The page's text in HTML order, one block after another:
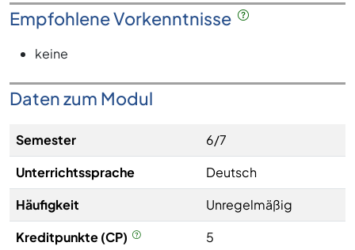
Empfohlene Vorkenntnisse
keine
Daten zum Modul
Semester
6/7
Unterrichtssprache
Deutsch
Häufigkeit
Unregelmäßig
Kreditpunkte (CP)
5